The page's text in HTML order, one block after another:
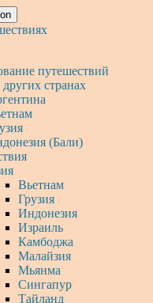
путешествий
странах
(Бали)
Вьетнам
Грузия
Индонезия
Израиль
Камбоджа
Малайзия
Мьянма
Сингапур
Тайланд